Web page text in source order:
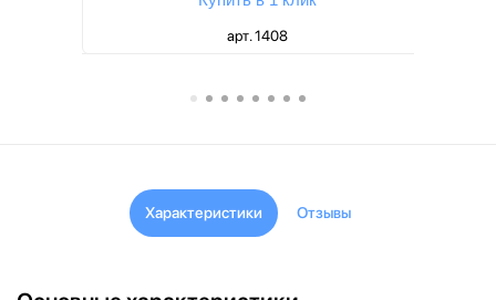
арт. 1408
Характеристики Отзывы